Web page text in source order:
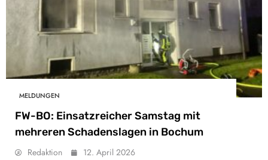
MELDUNGEN
FW-BO: Einsatzreicher Samstag mit
mehreren Schadenslagen in Bochum
Redaktion 12. April 2026